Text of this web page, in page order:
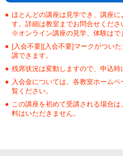
ほとんどの講座は見学でき、講座に
す。詳細は教室までお問合せくださ
※オンライン講座の見学、体験はで
[入会不要][入会不要]マークがつい
講できます。
残席状況は変動しますので、申込時
入会金については、各教室ホーム
覧ください。
この講座を初めて受講される場合
料はいただきません。